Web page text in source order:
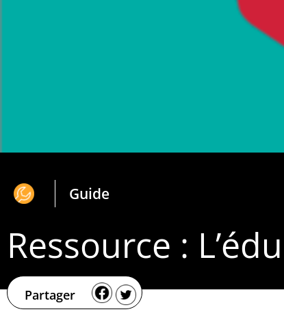
Guide
Ressource :
Partager